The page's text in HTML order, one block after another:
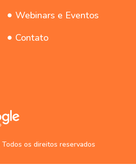
Webinars e Eventos
Contato
os direitos reservados